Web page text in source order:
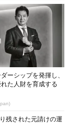
ーシップを発揮し、
た人財を育成する
残された元請けの運